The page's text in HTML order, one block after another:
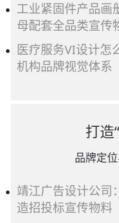
工业紧固件产品画
母配套全品类宣传
医疗服务VI设计怎
机构品牌视觉体系
打造
品牌定
靖江广告设计公司
造招投标宣传物料